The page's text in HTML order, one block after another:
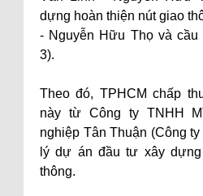
dựng hoàn thiện nút giao
- Nguyễn Hữu Thọ và
3).
Theo đó, TPHCM chấp
này từ Công ty TNHH
nghiệp Tân Thuận (Công
lý dự án đầu tư xây
thông.